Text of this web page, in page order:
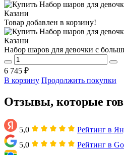
Товар добавлен в корзину!
Набор шаров для девочки с
6 745 ₽
В корзину Продолжить покупки
Отзывы, которые
5,0
Рейтинг в
5,0
Рейтинг в